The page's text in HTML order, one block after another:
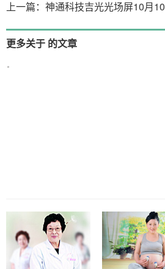
上一篇：神通科技吉光光场屏10月10
更多关于 的文章